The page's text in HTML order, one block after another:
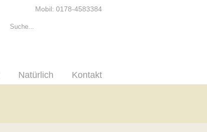
Mobil: 0178-4583384
Natürlich Kontakt